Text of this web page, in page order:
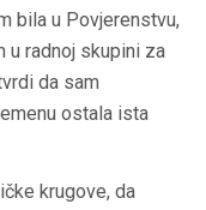
bila u Povjerenstvu,
u radnoj skupini za
da sam
ostala ista
krugove, da